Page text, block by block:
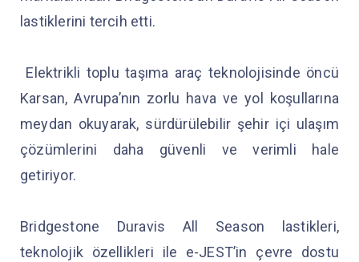
lastiklerini tercih etti.
Elektrikli toplu taşıma araç teknolojisinde öncü
Karsan, Avrupa’nın zorlu hava ve yol koşullarına
meydan okuyarak, sürdürülebilir şehir içi ulaşım
çözümlerini daha güvenli ve verimli hale
getiriyor.
Bridgestone Duravis All Season lastikleri,
teknolojik özellikleri ile e-JEST’in çevre dostu